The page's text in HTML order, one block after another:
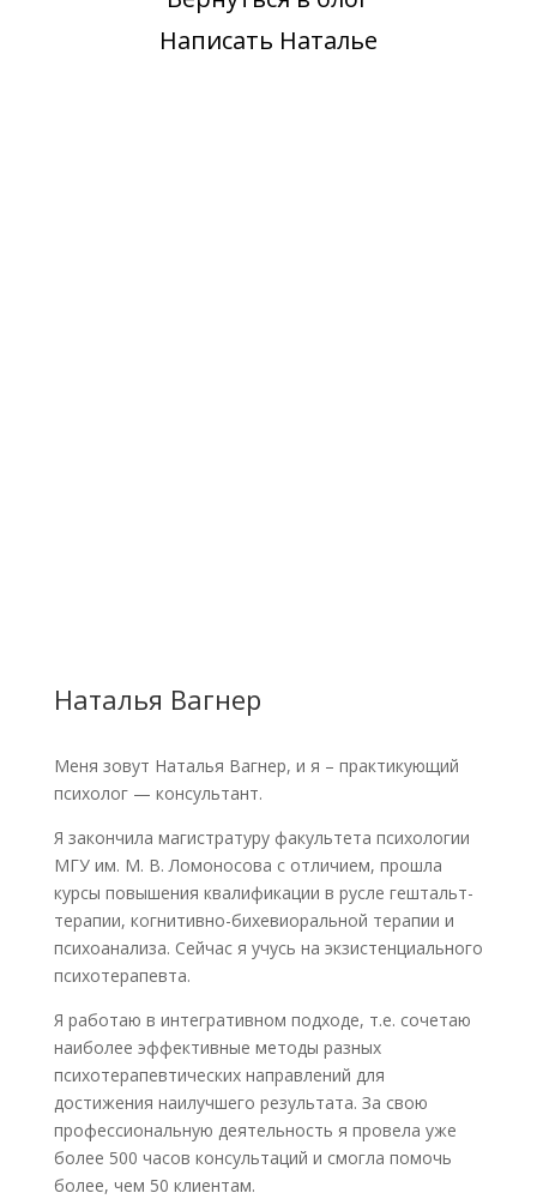
Написать Наталье
Наталья Вагнер
Меня зовут Наталья Вагнер, и я – практикующий
психолог — консультант.
Я закончила магистратуру факультета психологии
МГУ им. М. В. Ломоносова с отличием, прошла
курсы повышения квалификации в русле гештальт-
терапии, когнитивно-бихевиоральной терапии и
психоанализа. Сейчас я учусь на экзистенциального
психотерапевта.
Я работаю в интегративном подходе, т.е. сочетаю
наиболее эффективные методы разных
психотерапевтических направлений для
достижения наилучшего результата. За свою
профессиональную деятельность я провела уже
более 500 часов консультаций и смогла помочь
более, чем 50 клиентам.